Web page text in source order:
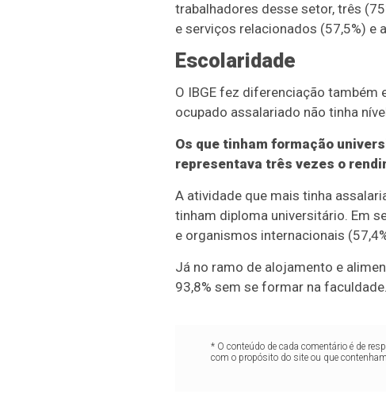
trabalhadores desse setor, três
e serviços relacionados (57,5%) e
Escolaridade
O IBGE fez diferenciação também
ocupado assalariado não tinha
Os que tinham formação
representava três vezes o
A atividade que mais tinha
tinham diploma universitário. Em
e organismos internacionais
Já no ramo de alojamento e
93,8% sem se formar na faculdade.
* O conteúdo de cada comentário é de
com o propósito do site ou que